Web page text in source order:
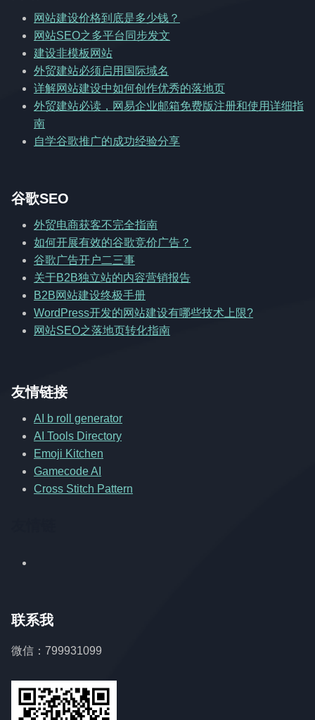
网站建设价格到底是多少钱？
网站SEO之多平台同步发文
建设非模板网站
外贸建站必须启用国际域名
详解网站建设中如何创作优秀的落地页
外贸建站必读，网易企业邮箱免费版注册和使用详细指
南
自学谷歌推广的成功经验分享
谷歌SEO
外贸电商获客不完全指南
如何开展有效的谷歌竞价广告？
谷歌广告开户二三事
关于B2B独立站的内容营销报告
B2B网站建设终极手册
WordPress开发的网站建设有哪些技术上限?
网站SEO之落地页转化指南
友情链接
AI b roll generator
AI Tools Directory
Emoji Kitchen
Gamecode AI
Cross Stitch Pattern
联系我
微信：799931099